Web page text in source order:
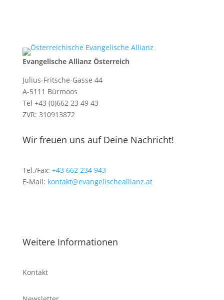
Evangelische Allianz Österreich
Julius-Fritsche-Gasse 44
A-5111 Bürmoos
Tel +43 (0)662 23 49 43
ZVR: 310913872
Wir freuen uns auf Deine Nachricht!
Tel./Fax: +43 662 234 943
E-Mail: kontakt@evangelischeallianz.at
Weitere Informationen
Kontakt